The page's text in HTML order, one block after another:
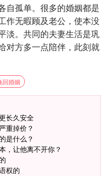
自孤单。很多的婚姻都是
作无暇顾及老公，使本没
淡。共同的夫妻生活是巩
对方多一点陪伴，此刻就
回婚姻
长久安全
重掉价？
是什么？
，让他离不开你？
权的